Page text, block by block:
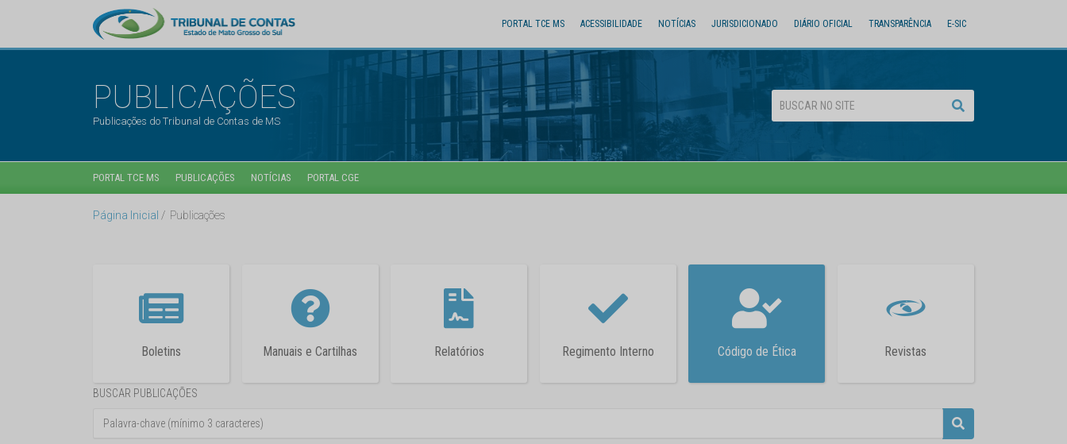
PORTAL TCE MS ACESSIBILIDADE NOTÍCIAS JURISDICIONADO DIÁRIO OFICIAL TRANSPARÊNCIA E-SIC
PUBLICAÇÕES
Publicações do Tribunal de Contas de MS
PORTAL TCE MS PUBLICAÇÕES NOTÍCIAS PORTAL CGE
Página Inicial Publicações
Boletins Manuais e Cartilhas Relatórios Regimento Interno Código de Ética Revistas
BUSCAR PUBLICAÇÕES